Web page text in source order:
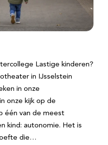
Lastige kinderen?
in IJsselstein
in onze
onze kijk op de
één van de meest
kind: autonomie. Het is
die…